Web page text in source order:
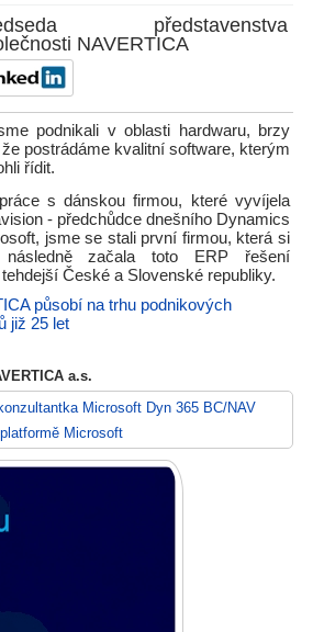
představenstva
NAVERTICA
podnikali v oblasti hardwaru, brzy
postrádáme kvalitní software, kterým
řídit.
s dánskou firmou, které vyvíjela
- předchůdce dnešního Dynamics
jsme se stali první firmou, která si
začala toto ERP řešení
České a Slovenské republiky.
působí na trhu podnikových
již 25 let
a.s.
Microsoft Dyn 365 BC/NAV
Microsoft